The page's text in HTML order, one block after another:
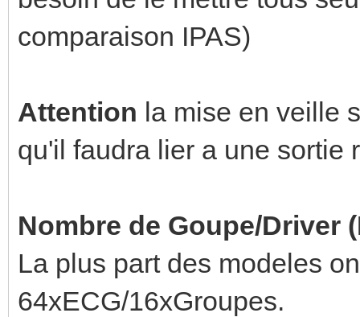
comparaison IPAS)
Attention la mise en veille
qu'il faudra lier a une sortie
Nombre de Goupe/Driver
La plus part des modeles
64xECG/16xGroupes.